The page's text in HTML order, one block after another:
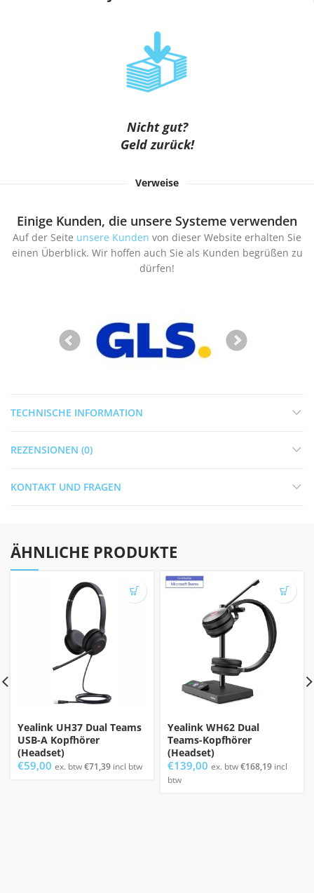
Nicht gut?
Geld zurück!
Verweise
Einige Kunden, die unsere Systeme verwenden
Auf der Seite unsere Kunden von dieser Website erhalten Sie
einen Überblick. Wir hoffen auch Sie als Kunden begrüßen zu
dürfen!
TECHNISCHE INFORMATION
REZENSIONEN (0)
KONTAKT UND FRAGEN
ÄHNLICHE PRODUKTE
Yealink UH37 Dual Teams
USB-A Kopfhörer
(Headset)
€59,00 ex. btw€71,39 incl btw
Yealink WH62 Dual
Teams-Kopfhörer
(Headset)
€139,00 ex. btw€168,19 incl
btw